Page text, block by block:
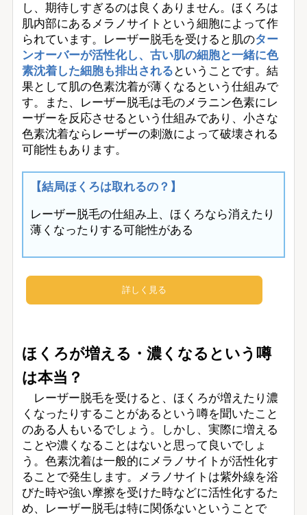
し、期待しすぎるのは良くありません。ほくろは
肌内部にあるメラノサイトという細胞によって作
られています。レーザー脱毛を受けると肌のター
ンオーバーが活性化し、古い肌の細胞と一緒に色
素沈着した細胞も排出される ということです。結
果として肌の色素沈着が薄くなるという仕組みで
す。また、レーザー脱毛は毛のメラニン色素にレ
ーザーを反応させるという仕組みであり、小さな
色素沈着ならレーザーの刺激によって破壊される
可能性もあります。
【結局ほくろは取れるの？】
レーザー脱毛の仕組み上、ほくろなら消えたり
薄くなったりする可能性がある
詳しく見る
ほくろが増える・濃くなるという噂
は本当？
レーザー脱毛を受けると、ほくろが増えたり濃
くなったりすることがあるという噂を聞いたこと
のある人もいるでしょう。しかし、実際に増える
ことや濃くなることはないと思って良いでしょ
う。色素沈着は一般的にメラノサイトが活性化す
ることで発生します。メラノサイトは紫外線を浴
びた時や強い摩擦を受けた時などに活性化するた
め、レーザー脱毛は特に関係ないということで